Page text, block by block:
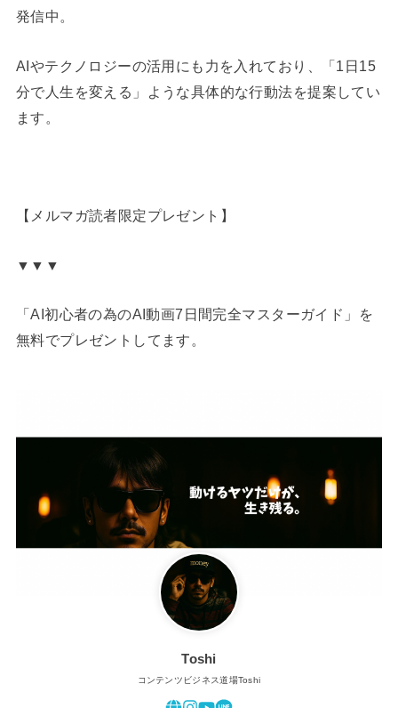
発信中。
AIやテクノロジーの活用にも力を入れており、「1日15
分で人生を変える」ような具体的な行動法を提案してい
ます。
【メルマガ読者限定プレゼント】
▼▼▼
「AI初心者の為のAI動画7日間完全マスターガイド」を
無料でプレゼントしてます。
Toshi
コンテンツビジネス道場Toshi